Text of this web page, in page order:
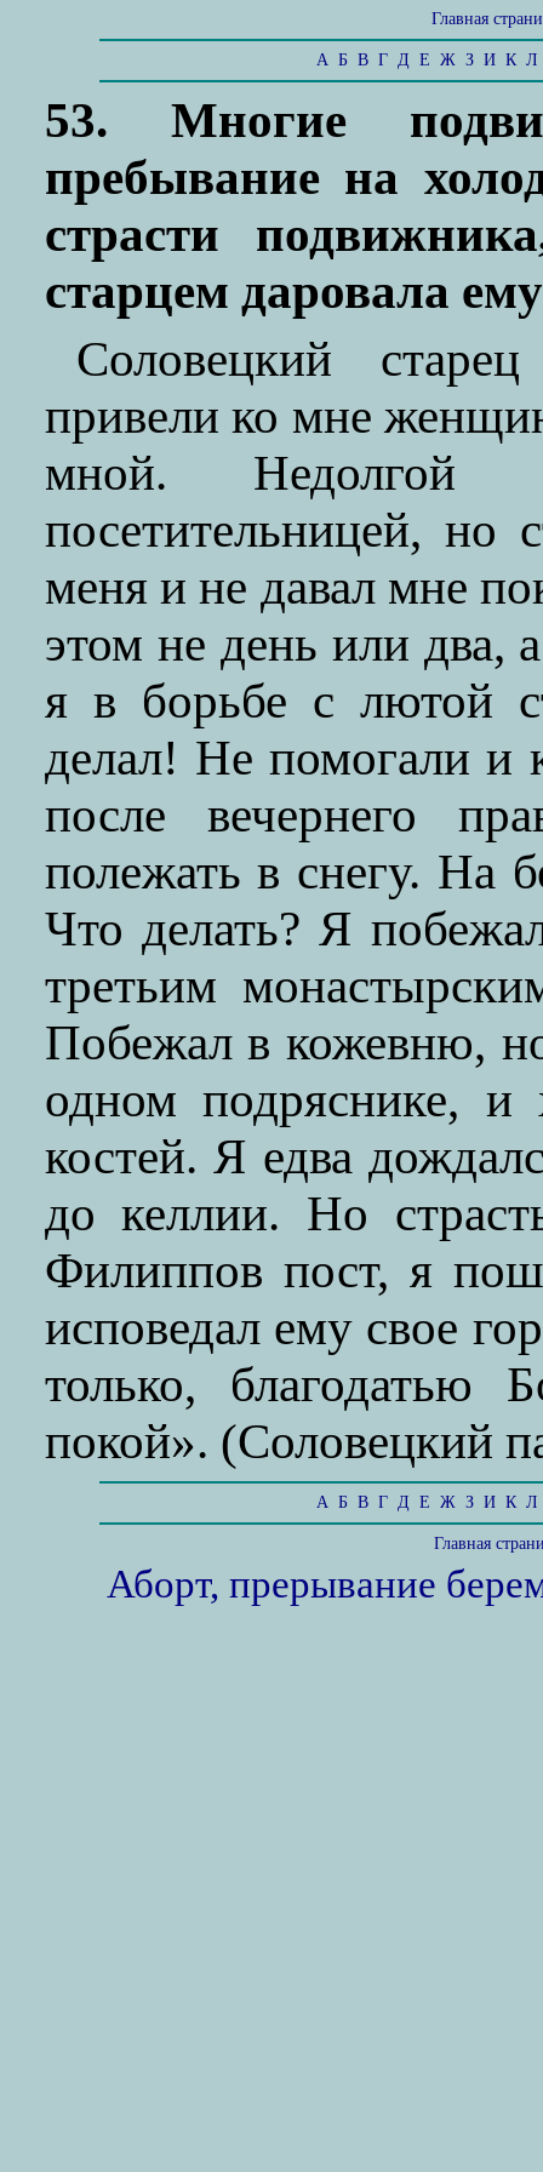
Главная
А Б В Г Д Е Ж З И К Л
53. Многие
пребывание на
страсти
старцем даровала
Соловецкий
привели ко мне
мной.
посетительницей, но
меня и не давал мне
этом не день или два,
я в борьбе с лютой
делал! Не помогали и
после вечернего
полежать в снегу. На
Что делать? Я
третьим
Побежал в кожевню,
одном подряснике, и
костей. Я едва
до келлии. Но
Филиппов пост, я
исповедал ему свое
только, благодатью
покой». (Соловецкий
А Б В Г Д Е Ж З И К Л
Главная
Аборт, прерывание